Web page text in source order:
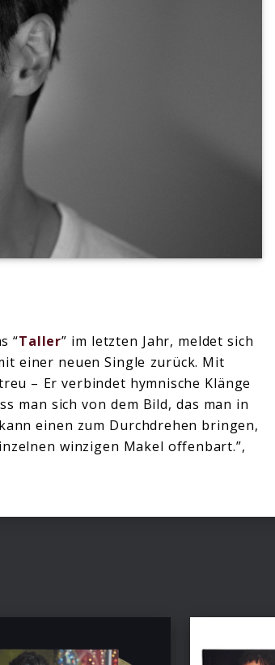
“Taller” im letzten Jahr, meldet sich
einer neuen Single zurück. Mit
– Er verbindet hymnische Klänge
man sich von dem Bild, das man in
einen zum Durchdrehen bringen,
winzigen Makel offenbart.”,